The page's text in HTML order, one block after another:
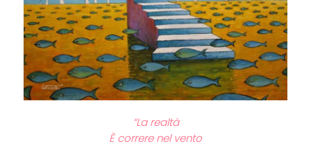
“La realtà
È correre nel vento